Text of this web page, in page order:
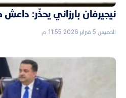
نيجيرفان بارزاني يحذّر:
الخميس 5 فبراير 2026 11:55 م